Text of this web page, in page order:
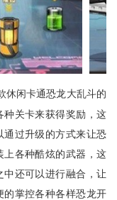
休闲卡通恐龙大乱斗的
关卡来获得奖励，这
过升级的方式来让恐
各种酷炫的武器，这
还可以进行融合，让
掌控各种各样恐龙开